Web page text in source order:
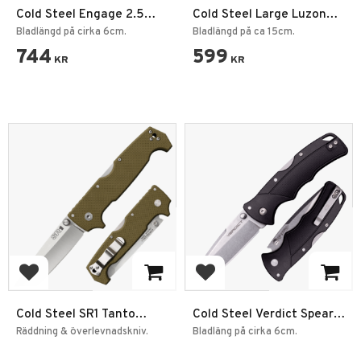
Cold Steel Engage 2.5
Fällkniv
Bladlängd på cirka 6cm.
744 KR
Cold Steel Large Luzon
Fällkniv
Bladlängd på ca 15cm.
599 KR
Add to favorites
Cold Steel SR1 Tanto
Point Fällkniv Coyote
Räddning & överlevnadskniv.
Add to favorites
Cold Steel Verdict Spear
Point Fällkniv Svart
Bladläng på cirka 6cm.